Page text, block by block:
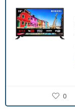
0